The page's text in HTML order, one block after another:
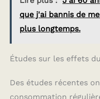
que j'ai bannis de
plus longtemps.
Études sur les effets
Des études récentes
consommation